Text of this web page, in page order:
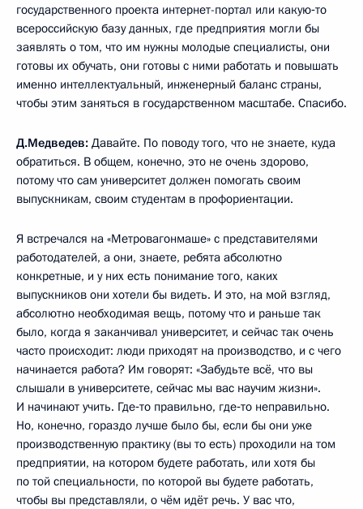
государственного проекта интернет-портал или какую‑то
всероссийскую базу данных, где предприятия могли бы
заявлять о том, что им нужны молодые специалисты, они
готовы их обучать, они готовы с ними работать и повышать
именно интеллектуальный, инженерный баланс страны,
чтобы этим заняться в государственном масштабе. Спасибо.
Д.Медведев: Давайте. По поводу того, что не знаете, куда
обратиться. В общем, конечно, это не очень здорово,
потому что сам университет должен помогать своим
выпускникам, своим студентам в профориентации.
Я встречался на «Метровагонмаше» с представителями
работодателей, а они, знаете, ребята абсолютно
конкретные, и у них есть понимание того, каких
выпускников они хотели бы видеть. И это, на мой взгляд,
абсолютно необходимая вещь, потому что и раньше так
было, когда я заканчивал университет, и сейчас так очень
часто происходит: люди приходят на производство, и с чего
начинается работа? Им говорят: «Забудьте всё, что вы
слышали в университете, сейчас мы вас научим жизни».
И начинают учить. Где‑то правильно, где‑то неправильно.
Но, конечно, гораздо лучше было бы, если бы они уже
производственную практику (вы то есть) проходили на том
предприятии, на котором будете работать, или хотя бы
по той специальности, по которой вы будете работать,
чтобы вы представляли, о чём идёт речь. У вас что,